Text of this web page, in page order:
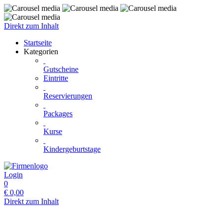
Direkt zum Inhalt
Startseite
Kategorien
Gutscheine
Eintritte
Reservierungen
Packages
Kurse
Kindergeburtstage
Login
0
€ 0,00
Direkt zum Inhalt